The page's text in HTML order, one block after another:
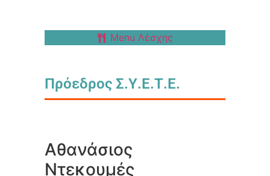
Menu Λέσχης
Πρόεδρος Σ.Υ.Ε.Τ.Ε.
Αθανάσιος
Ντεκουμές